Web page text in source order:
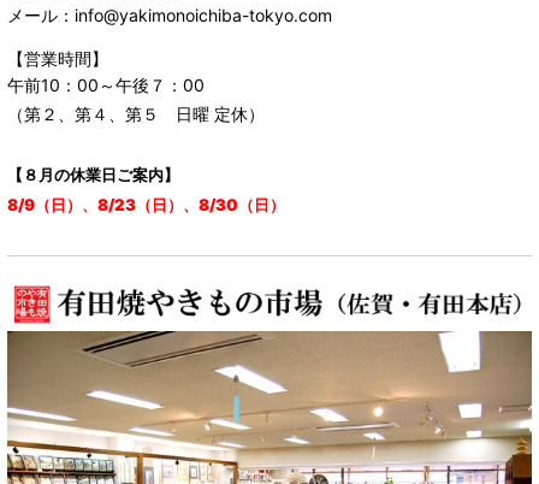
メール：info@yakimonoichiba-tokyo.com
【営業時間】
午前10：00～午後７：00
（第２、第４、第５ 日曜 定休）
【８月の休業日ご案内】
8/9（日）、8/23（日）、8/30（日）